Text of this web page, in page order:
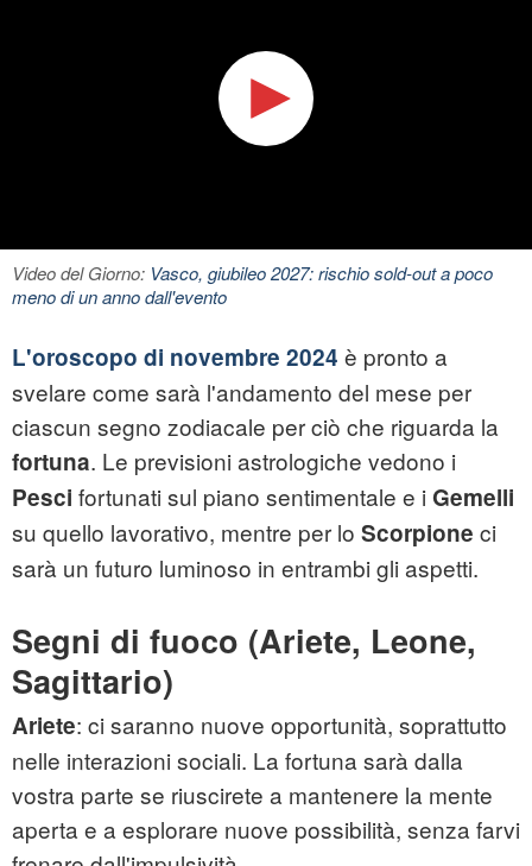
Video del Giorno: Vasco, giubileo 2027: rischio sold-out a poco
meno di un anno dall'evento
L'oroscopo di novembre 2024 è pronto a
svelare come sarà l'andamento del mese per
ciascun segno zodiacale per ciò che riguarda la
fortuna. Le previsioni astrologiche vedono i
Pesci fortunati sul piano sentimentale e i Gemelli
su quello lavorativo, mentre per lo Scorpione ci
sarà un futuro luminoso in entrambi gli aspetti.
Segni di fuoco (Ariete, Leone,
Sagittario)
Ariete: ci saranno nuove opportunità, soprattutto
nelle interazioni sociali. La fortuna sarà dalla
vostra parte se riuscirete a mantenere la mente
aperta e a esplorare nuove possibilità, senza farvi